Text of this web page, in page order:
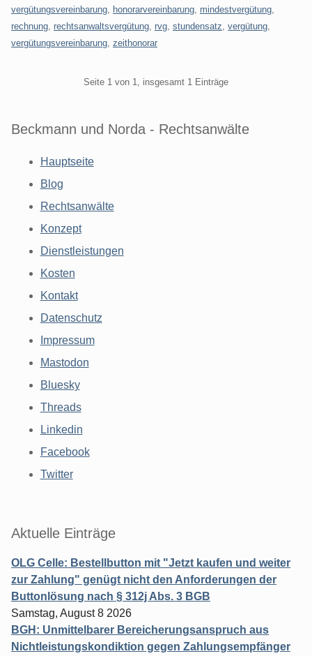
vergütungsvereinbarung
honorarvereinbarung mindestvergütung
rechnung rechtsanwaltsvergütung rvg stundensatz vergütung
vergütungsvereinbarung zeithonorar
Seite 1 von 1, insgesamt 1 Einträge
Beckmann und Norda - Rechtsanwälte
Hauptseite
Blog
Rechtsanwälte
Konzept
Dienstleistungen
Kosten
Kontakt
Datenschutz
Impressum
Mastodon
Bluesky
Threads
Linkedin
Facebook
Twitter
Aktuelle Einträge
OLG Celle: Bestellbutton mit "Jetzt kaufen und weiter
zur Zahlung" genügt nicht den Anforderungen der
Buttonlösung nach § 312j Abs. 3 BGB
Samstag, August 8 2026
BGH: Unmittelbarer Bereicherungsanspruch aus
Nichtleistungskondiktion gegen Zahlungsempfänger